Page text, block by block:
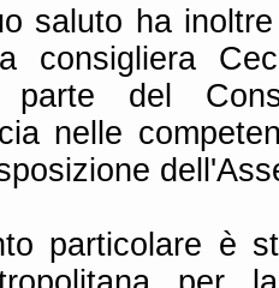
saluto ha
consigliera
del
nelle
particolare è